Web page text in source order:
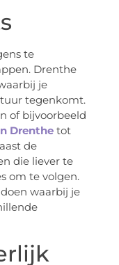
te
Drenthe
je
tegenkomt.
of bijvoorbeeld
Drenthe tot
de
die liever te
om te volgen.
waarbij je